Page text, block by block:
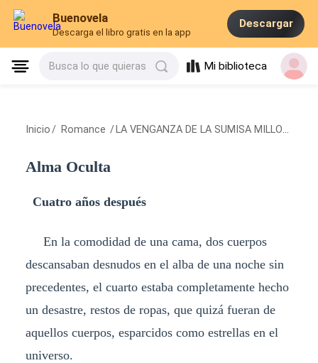
Buenovela
Descarga el libro gratis en la app
Descargar
Busca lo que quieras Mi biblioteca
Inicio / Romance / LA VENGANZA DE LA SUMISA MILLONARIA
Alma Oculta
Cuatro años después
En la comodidad de una cama, dos cuerpos
descansaban desnudos en el alba de una noche sin
precedentes, el cuarto estaba completamente hecho
un desastre, restos de ropas, que quizá fueran de
aquellos cuerpos, esparcidos como estrellas en el
universo.